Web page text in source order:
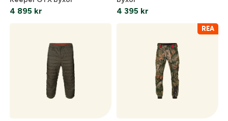
4 895 kr 4 395 kr
REA